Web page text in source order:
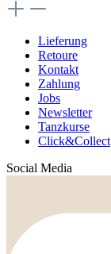
Lieferung
Retoure
Kontakt
Zahlung
Jobs
Newsletter
Tanzkurse
Click&Collect
Social Media